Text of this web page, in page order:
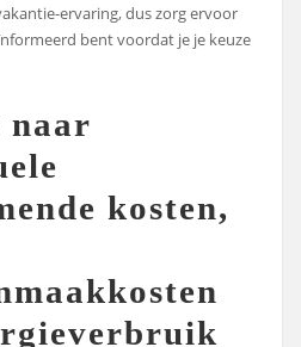
ervaring, dus zorg ervoor
bent voordat je je keuze
naar
kosten,